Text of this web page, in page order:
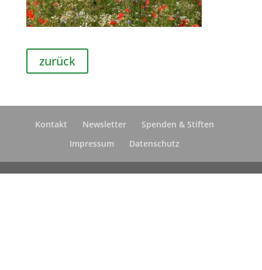
zurück
Kontakt Newsletter
Spenden & Stiften
Impressum
Datenschutz